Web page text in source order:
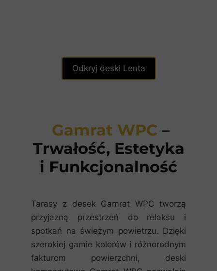
Odkryj deski Lenta
Gamrat WPC –
Trwałość, Estetyka
i Funkcjonalność
Tarasy z desek Gamrat WPC tworzą
przyjazną przestrzeń do relaksu i
spotkań na świeżym powietrzu. Dzięki
szerokiej gamie kolorów i różnorodnym
fakturom powierzchni, deski